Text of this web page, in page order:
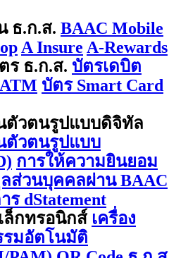
ธ.ก.ส. BAAC Mobile
A Insure A-Rewards
ธ.ก.ส. บัตรเดบิต
บัตร Smart Card
ตัวตนรูปแบบดิจิทัล
ตัวตนรูปแบบ
การให้ความยินยอม
ลส่วนบุคคลผ่าน BAAC
ร dStatement
กทรอนิกส์ เครื่อง
รมอัตโนมัติ